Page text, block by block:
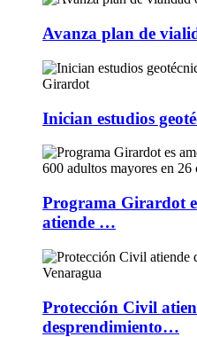
Avanza plan de
Inician estudios
Programa Girardot
atiende …
Protección Civil
desprendimiento…